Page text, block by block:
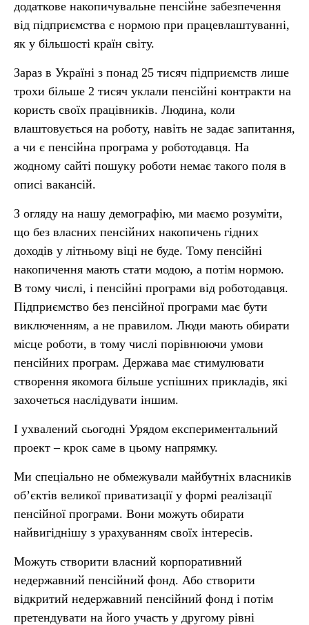
додаткове накопичувальне пенсійне забезпечення
від підприємства є нормою при працевлаштуванні,
як у більшості країн світу.
Зараз в Україні з понад 25 тисяч підприємств лише
трохи більше 2 тисяч уклали пенсійні контракти на
користь своїх працівників. Людина, коли
влаштовується на роботу, навіть не задає запитання,
а чи є пенсійна програма у роботодавця. На
жодному сайті пошуку роботи немає такого поля в
описі вакансій.
З огляду на нашу демографію, ми маємо розуміти,
що без власних пенсійних накопичень гідних
доходів у літньому віці не буде. Тому пенсійні
накопичення мають стати модою, а потім нормою.
В тому числі, і пенсійні програми від роботодавця.
Підприємство без пенсійної програми має бути
виключенням, а не правилом. Люди мають обирати
місце роботи, в тому числі порівнюючи умови
пенсійних програм. Держава має стимулювати
створення якомога більше успішних прикладів, які
захочеться наслідувати іншим.
І ухвалений сьогодні Урядом експериментальний
проект – крок саме в цьому напрямку.
Ми спеціально не обмежували майбутніх власників
об’єктів великої приватизації у формі реалізації
пенсійної програми. Вони можуть обирати
найвигіднішу з урахуванням своїх інтересів.
Можуть створити власний корпоративний
недержавний пенсійний фонд. Або створити
відкритий недержавний пенсійний фонд і потім
претендувати на його участь у другому рівні